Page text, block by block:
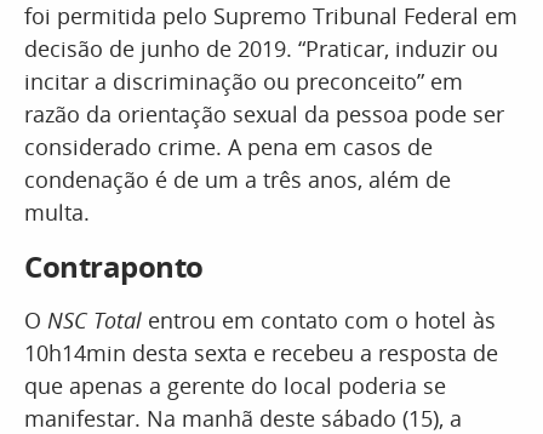
foi permitida pelo Supremo Tribunal Federal em
decisão de junho de 2019. “Praticar, induzir ou
incitar a discriminação ou preconceito” em
razão da orientação sexual da pessoa pode ser
considerado crime. A pena em casos de
condenação é de um a três anos, além de
multa.
Contraponto
O NSC Total entrou em contato com o hotel às
10h14min desta sexta e recebeu a resposta de
que apenas a gerente do local poderia se
manifestar. Na manhã deste sábado (15), a